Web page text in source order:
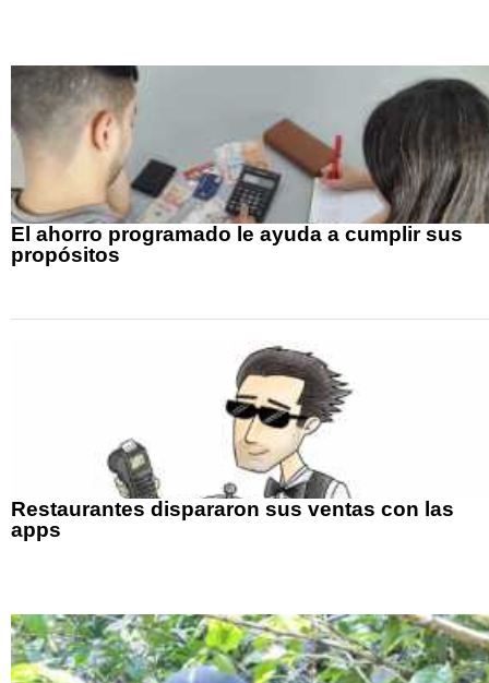
El ahorro programado le ayuda a cumplir sus
propósitos
Restaurantes dispararon sus ventas con las
apps